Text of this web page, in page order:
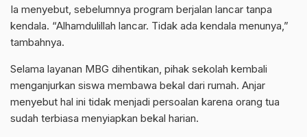
Ia menyebut, sebelumnya program berjalan lancar tanpa
kendala. “Alhamdulillah lancar. Tidak ada kendala menunya,”
tambahnya.
Selama layanan MBG dihentikan, pihak sekolah kembali
menganjurkan siswa membawa bekal dari rumah. Anjar
menyebut hal ini tidak menjadi persoalan karena orang tua
sudah terbiasa menyiapkan bekal harian.